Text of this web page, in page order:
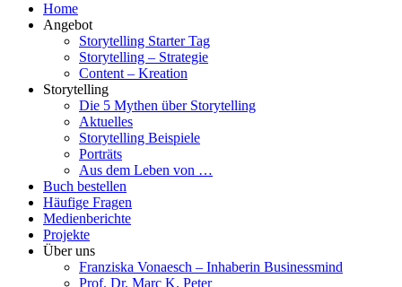
Home
Angebot
Storytelling Starter Tag
Storytelling – Strategie
Content – Kreation
Storytelling
Die 5 Mythen über Storytelling
Aktuelles
Storytelling Beispiele
Porträts
Aus dem Leben von …
Buch bestellen
Häufige Fragen
Medienberichte
Projekte
Über uns
Franziska Vonaesch – Inhaberin Businessmind
Prof. Dr. Marc K. Peter